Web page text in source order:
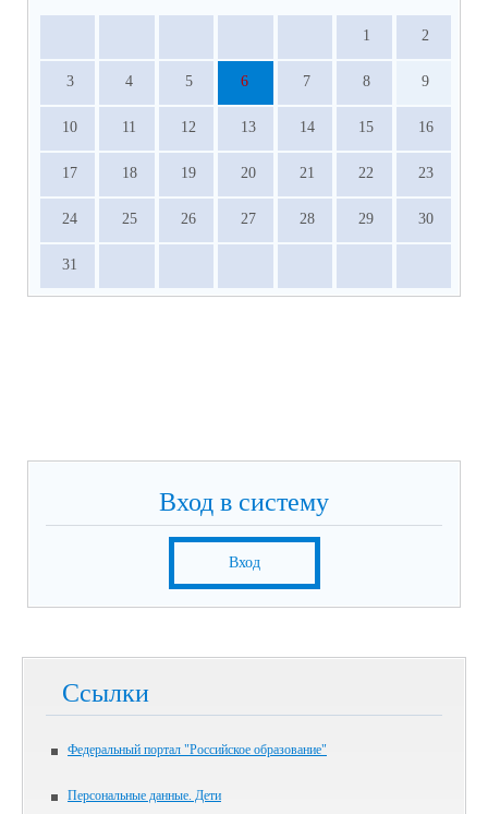
1 2
3 4 5 6 7 8 9
10 11 12 13 14 15 16
17 18 19 20 21 22 23
24 25 26 27 28 29 30
31
Вход в систему
Вход
Ссылки
Федеральный портал "Российское образование"
Персональные данные. Дети